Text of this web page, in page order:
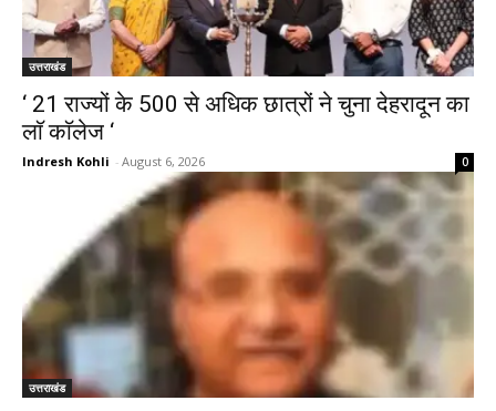
उत्तराखंड
‘ 21 राज्यों के 500 से अधिक छात्रों ने चुना देहरादून का
लाॅ काॅलेज ‘
Indresh Kohli - August 6, 2026 0
उत्तराखंड